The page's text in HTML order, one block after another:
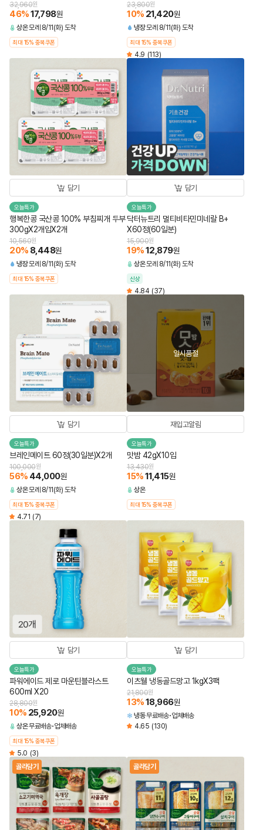
32,960원
46%17,798원
상온모레 8/11(화) 도착
최대 15% 중복쿠폰
23,800원
10% 21,420원
냉장모레 8/11(화) 도착
최대 15% 중복쿠폰
4.9 (113)
담기
오늘특가
행복한콩 국산콩 100% 부침찌개 두부
300gX2개입X2개
10,560원
20% 8,448원
냉장모레 8/11(화) 도착
최대 15% 중복쿠폰
담기
오늘특가
닥터뉴트리 멀티비타민미네랄 B+
X60정(60일분)
15,900원
19%12,879원
상온모레 8/11(화) 도착
신상
4.84 (37)
담기
오늘특가
브레인메이트 60정(30일분)X2개
100,000원
56% 44,000원
상온모레 8/11(화) 도착
최대 15% 중복쿠폰
4.71 (7)
일시품절
재입고알림
오늘특가
맛밤 42gX10입
13,430원
15%11,415원
상온
최대 15% 중복쿠폰
담기
오늘특가
파워에이드 제로 마운틴블라스트
600ml X20
28,800원
10% 25,920원
상온무료배송 업체배송
최대 15% 중복쿠폰
5.0 (3)
담기
오늘특가
이츠웰 냉동골드망고 1kgX3팩
21,800원
13%18,966원
냉동무료배송 업체배송
4.65 (130)
골라담기 골라담기